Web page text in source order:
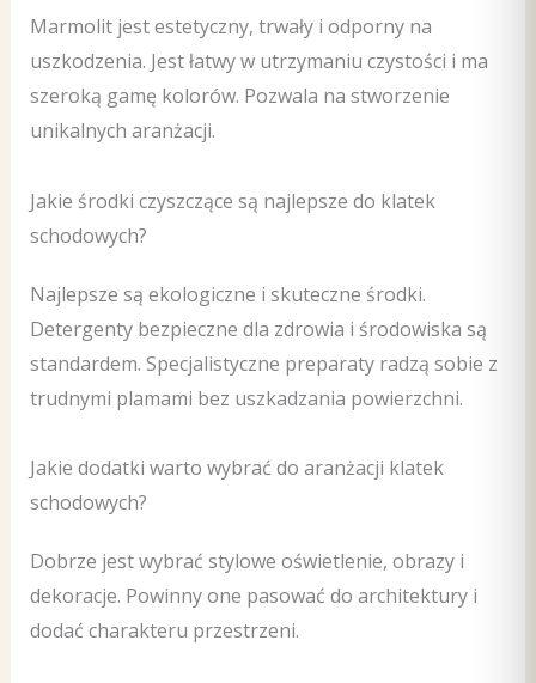
Marmolit jest estetyczny, trwały i odporny na
uszkodzenia. Jest łatwy w utrzymaniu czystości i ma
szeroką gamę kolorów. Pozwala na stworzenie
unikalnych aranżacji.
Jakie środki czyszczące są najlepsze do klatek
schodowych?
Najlepsze są ekologiczne i skuteczne środki.
Detergenty bezpieczne dla zdrowia i środowiska są
standardem. Specjalistyczne preparaty radzą sobie z
trudnymi plamami bez uszkadzania powierzchni.
Jakie dodatki warto wybrać do aranżacji klatek
schodowych?
Dobrze jest wybrać stylowe oświetlenie, obrazy i
dekoracje. Powinny one pasować do architektury i
dodać charakteru przestrzeni.